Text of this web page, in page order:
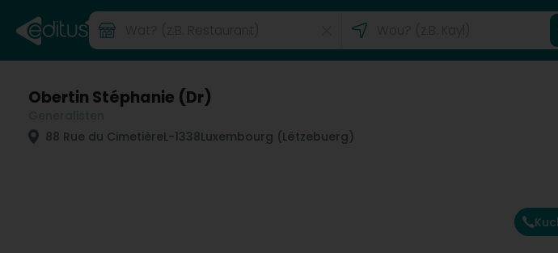
Obertin Stéphanie (Dr)
88 Rue du CimetièreL-1338Luxembourg (Lëtzebuerg)